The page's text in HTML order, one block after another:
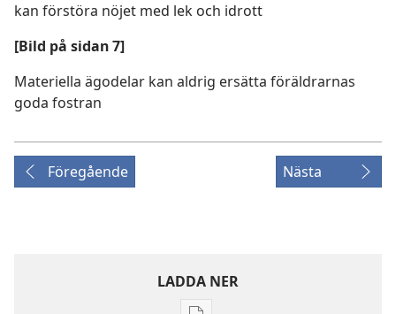
kan förstöra nöjet med lek och idrott
[Bild på sidan 7]
Materiella ägodelar kan aldrig ersätta föräldrarnas
goda fostran
Föregående Nästa
LADDA NER